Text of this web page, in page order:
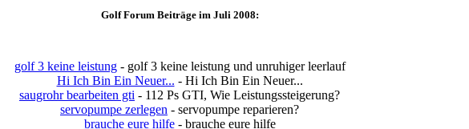
Golf Forum Beiträge im Juli 2008:
golf 3 keine leistung- golf 3 keine leistung und unruhiger leerlauf
Hi Ich Bin Ein Neuer... - Hi Ich Bin Ein Neuer...
saugrohr bearbeiten gti - 112 Ps GTI, Wie Leistungssteigerung?
servopumpe zerlegen - servopumpe reparieren?
brauche eure hilfe- brauche eure hilfe